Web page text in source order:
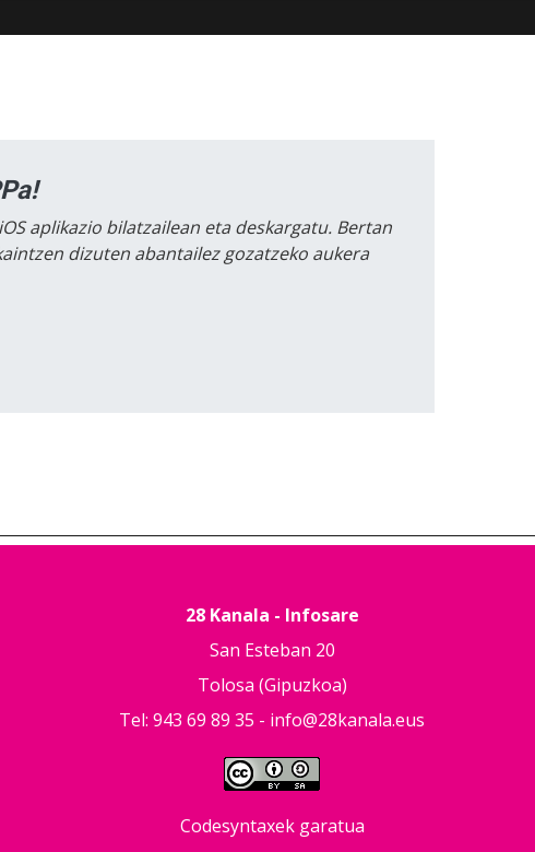
aplikazio bilatzailean eta deskargatu. Bertan
dizuten abantailez gozatzeko aukera
28 Kanala - Infosare
San Esteban 20
Tolosa (Gipuzkoa)
Tel: 943 69 89 35 - info@28kanala.eus
Codesyntaxek garatua